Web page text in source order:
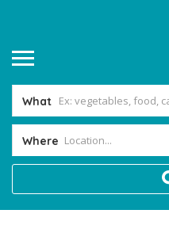
What
Where